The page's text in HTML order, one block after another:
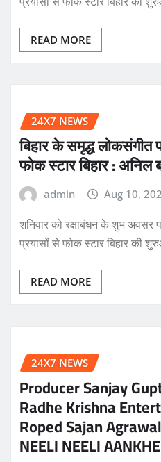
READ MORE
24X7 NEWS
बिहार के समृद्ध लोकसंगीत
फोक स्टार बिहार : अनिल
admin Aug 10,
शनिवार को रक्षाबंधन के शुभ अवसर
प्रयासों से फोक स्टार बिहार की
READ MORE
24X7 NEWS
Producer Sanjay
Radhe Krishna
Roped Sajan
NEELI NEELI